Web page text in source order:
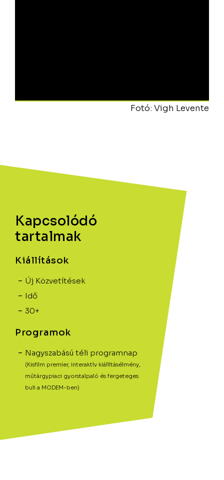
Kapcsolódó
tartalmak
Kiállítások
Új Közvetítések
Idő
30+
Programok
Nagyszabású téli programnap
(Kisfilm premier, interaktív kiállításélmény,
műtárgypiaci gyorstalpaló és fergeteges
buli a MODEM-ben)
Fotó: Vigh Levente